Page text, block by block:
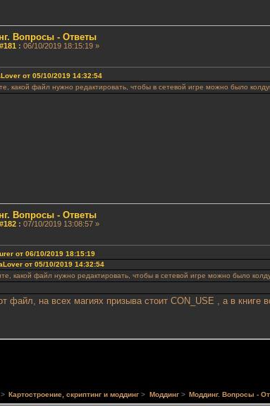
Вопросы - Ответы
: 06/10/2019 18:15:19 »
от 05/10/2019 14:32:54
какой файл нужно редактировать, чтобы в сетевой игре можно было
Вопросы - Ответы
: 07/10/2019 13:08:57 »
от 06/10/2019 18:15:19
от 05/10/2019 14:32:54
какой файл нужно редактировать, чтобы в сетевой игре можно было
файл, на всех магиях призыва стоит CON_USE , а в
> Картостроение, скриптинг и моддинг > Моддинг> Моддинг. Вопросы -